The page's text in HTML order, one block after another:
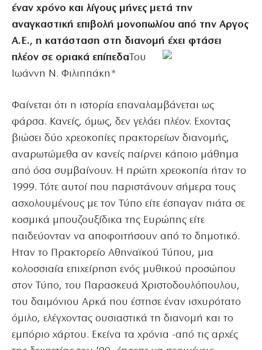
έναν χρόνο και λίγους μήνες μετά την
αναγκαστική επιβολή μονοπωλίου από την Αργος
Α.Ε., η κατάσταση στη διανομή έχει φτάσει
πλέον σε οριακά επίπεδαΤου
Ιωάννη Ν. Φιλιππάκη*
Φαίνεται ότι η ιστορία επαναλαμβάνεται ως
φάρσα. Κανείς, όμως, δεν γελάει πλέον. Εχοντας
βιώσει δύο χρεοκοπίες πρακτορείων διανομής,
αναρωτώμεθα αν κανείς παίρνει κάποιο μάθημα
από όσα συμβαίνουν. Η πρώτη χρεοκοπία ήταν το
1999. Τότε αυτοί που παριστάνουν σήμερα τους
ασχολουμένους με τον Τύπο είτε έσπαγαν πιάτα σε
κοσμικά μπουζουξίδικα της Ευρώπης είτε
παιδεύονταν να αποφοιτήσουν από το δημοτικό.
Ηταν το Πρακτορείο Αθηναϊκού Τύπου, μια
κολοσσιαία επιχείρηση ενός μυθικού προσώπου
στον Τύπο, του Παρασκευά Χριστοδουλόπουλου,
του δαιμόνιου Αρκά που έστησε έναν ισχυρότατο
όμιλο, ελέγχοντας ουσιαστικά τη διανομή και το
εμπόριο χάρτου. Εκείνα τα χρόνια -από τις αρχές